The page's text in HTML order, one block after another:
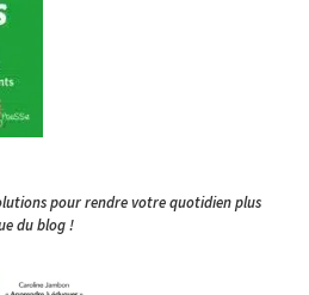
pour rendre votre quotidien plus
du blog !